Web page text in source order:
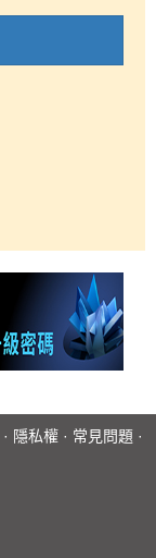
· 隱私權 · 常見問題 ·